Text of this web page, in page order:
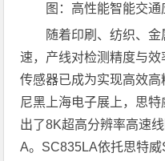
图：高性能智能交通
随着印刷、纺织、
速，产线对检测精度与
传感器已成为实现高效
尼黑上海电子展上，思
出了8K超高分辨率高速
A。SC835LA依托思特